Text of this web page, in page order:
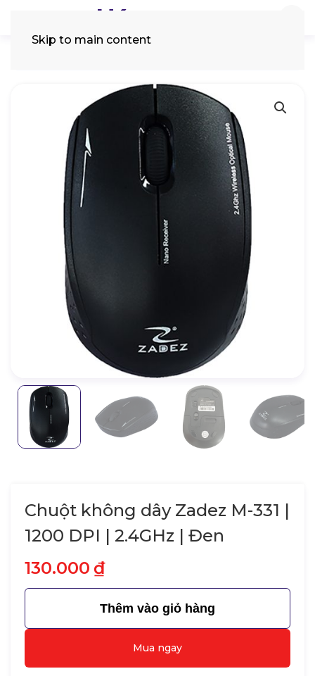
Skip to main content
Chuột không dây Zadez M-331 |
1200 DPI | 2.4GHz | Đen
130.000 ₫
Thêm vào giỏ hàng
Mua ngay